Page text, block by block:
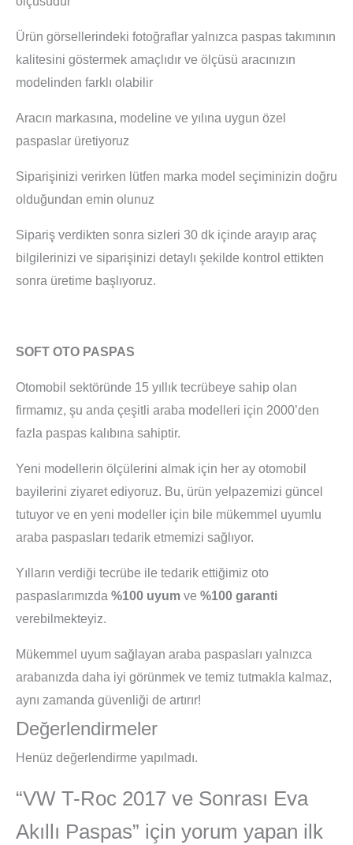
Ürün görsellerindeki fotoğraflar yalnızca paspas takımının
kalitesini göstermek amaçlıdır ve ölçüsü aracınızın
modelinden farklı olabilir
Aracın markasına, modeline ve yılına uygun özel
paspaslar üretiyoruz
Siparişinizi verirken lütfen marka model seçiminizin doğru
olduğundan emin olunuz
Sipariş verdikten sonra sizleri 30 dk içinde arayıp araç
bilgilerinizi ve siparişinizi detaylı şekilde kontrol ettikten
sonra üretime başlıyoruz.
SOFT OTO PASPAS
Otomobil sektöründe 15 yıllık tecrübeye sahip olan
firmamız, şu anda çeşitli araba modelleri için 2000’den
fazla paspas kalıbına sahiptir.
Yeni modellerin ölçülerini almak için her ay otomobil
bayilerini ziyaret ediyoruz. Bu, ürün yelpazemizi güncel
tutuyor ve en yeni modeller için bile mükemmel uyumlu
araba paspasları tedarik etmemizi sağlıyor.
Yılların verdiği tecrübe ile tedarik ettiğimiz oto
paspaslarımızda %100 uyum ve %100 garanti
verebilmekteyiz.
Mükemmel uyum sağlayan araba paspasları yalnızca
arabanızda daha iyi görünmek ve temiz tutmakla kalmaz,
aynı zamanda güvenliği de artırır!
Değerlendirmeler
Henüz değerlendirme yapılmadı.
“VW T-Roc 2017 ve Sonrası Eva
Akıllı Paspas” için yorum yapan ilk